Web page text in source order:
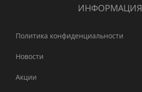
ИНФОРМАЦИЯ
Политика конфиденциальности
Новости
Акции